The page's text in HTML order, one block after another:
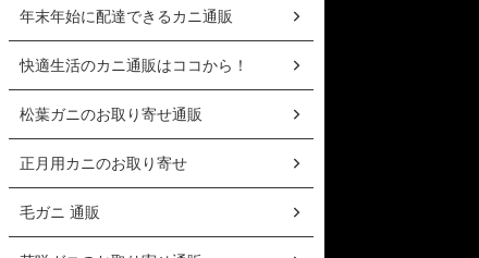
年末年始に配達できるカニ通販
快適生活のカニ通販はココから！
松葉ガニのお取り寄せ通販
正月用カニのお取り寄せ
毛ガニ 通販